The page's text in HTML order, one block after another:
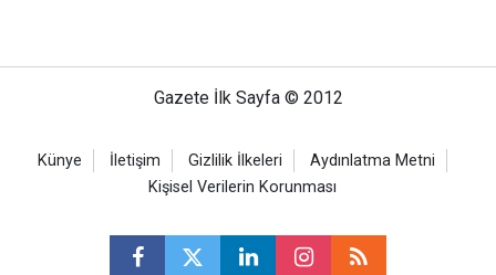
Gazete İlk Sayfa © 2012
Künye İletişim Gizlilik İlkeleri
Aydınlatma Metni
Kişisel Verilerin Korunması